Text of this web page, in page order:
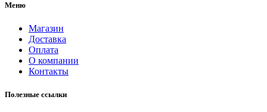
Меню
Магазин
Доставка
Оплата
О компании
Контакты
Полезные ссылки